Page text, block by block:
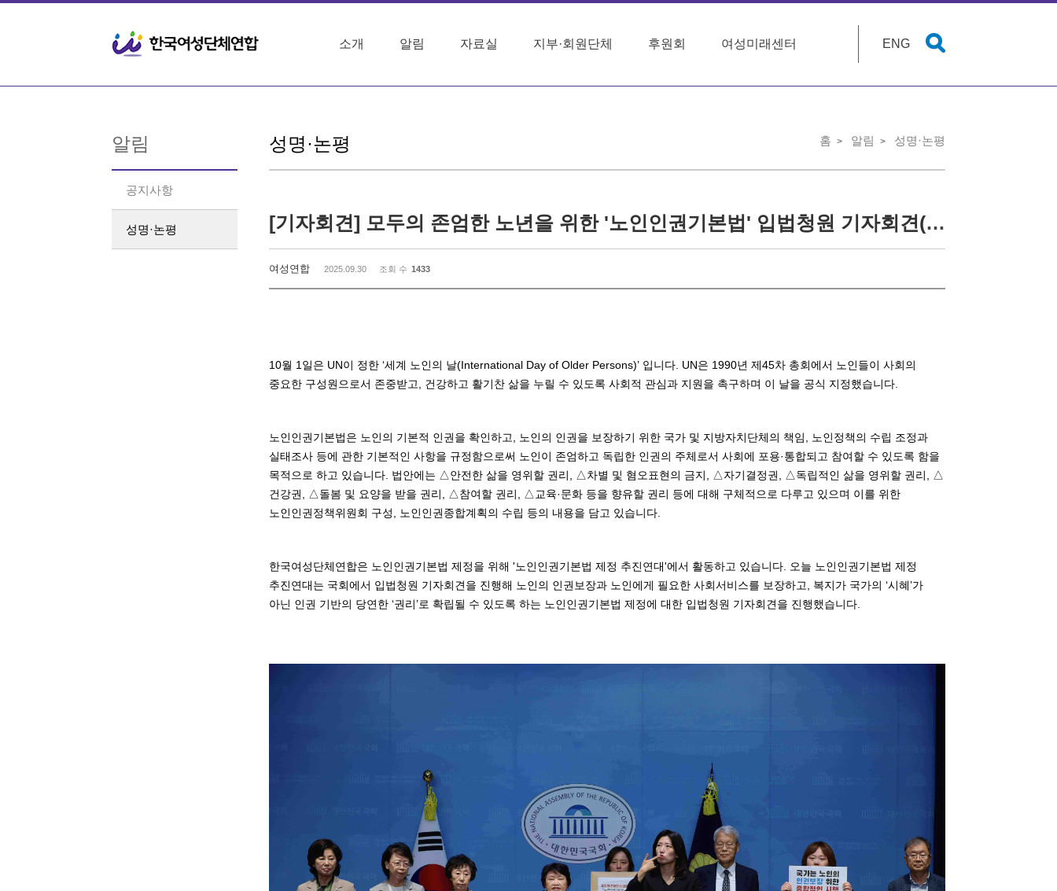
소개 알림 자료실 지부·회원단체 후원회 여성미래센터 ENG
알림
공지사항
성명·논평
성명·논평 홈 알림 성명·논평
[기자회견] 모두의 존엄한 노년을 위한 '노인인권기본법' 입법청원 기자회견(입법청원안 포함)
여성연합 2025.09.30 조회 수 1433
10월 1일은 UN이 정한 ‘세계 노인의 날(International Day of Older Persons)’ 입니다. UN은 1990년 제45차 총회에서 노인들이 사회의
중요한 구성원으로서 존중받고, 건강하고 활기찬 삶을 누릴 수 있도록 사회적 관심과 지원을 촉구하며 이 날을 공식 지정했습니다.
노인인권기본법은 노인의 기본적 인권을 확인하고, 노인의 인권을 보장하기 위한 국가 및 지방자치단체의 책임, 노인정책의 수립 조정과
실태조사 등에 관한 기본적인 사항을 규정함으로써 노인이 존엄하고 독립한 인권의 주체로서 사회에 포용·통합되고 참여할 수 있도록 함을
목적으로 하고 있습니다. 법안에는 △안전한 삶을 영위할 권리, △차별 및 혐오표현의 금지, △자기결정권, △독립적인 삶을 영위할 권리, △
건강권, △돌봄 및 요양을 받을 권리, △참여할 권리, △교육·문화 등을 향유할 권리 등에 대해 구체적으로 다루고 있으며 이를 위한
노인인권정책위원회 구성, 노인인권종합계획의 수립 등의 내용을 담고 있습니다.
한국여성단체연합은 노인인권기본법 제정을 위해 '노인인권기본법 제정 추진연대'에서 활동하고 있습니다. 오늘 노인인권기본법 제정
추진연대는 국회에서 입법청원 기자회견을 진행해 노인의 인권보장과 노인에게 필요한 사회서비스를 보장하고, 복지가 국가의 ‘시혜’가
아닌 인권 기반의 당연한 ‘권리’로 확립될 수 있도록 하는 노인인권기본법 제정에 대한 입법청원 기자회견을 진행했습니다.